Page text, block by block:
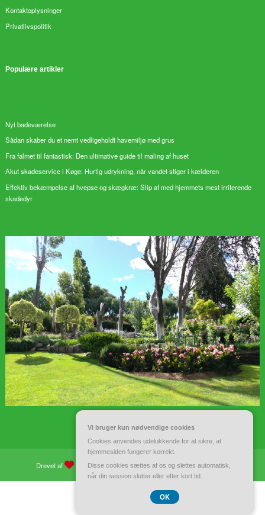
Kontaktoplysninger
Privatlivspolitik
Populære artikler
Nyt badeværelse
Sådan skaber du et nemt vedligeholdt havemiljø med grus
Fra falmet til fantastisk: Den ultimative guide til maling af huset
Akut skadeservice i Køge: Hurtig udrykning, når vandet stiger i kælderen
Effektiv bekæmpelse af hvepse og skægkræ: Slip af med hjemmets mest irriterende
skadedyr
Drevet af WordPress| Tema: Spiko af Spicethemes
Vi bruger kun nødvendige cookies
Cookies anvendes udelukkende for at sikre, at
hjemmesiden fungerer korrekt.
Disse cookies sættes af os og slettes automatisk,
når din session slutter eller efter kort tid.
OK